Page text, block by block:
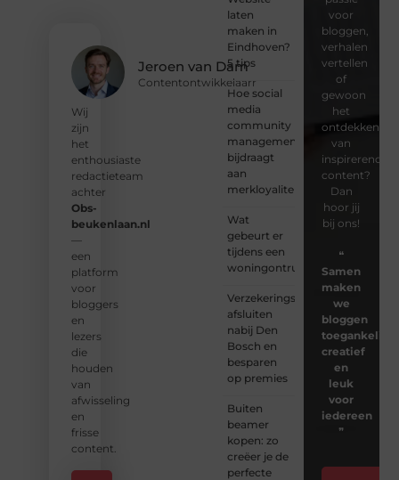
Jeroen van Dam
Contentontwikkelaarr
Wij
zijn
het
enthousiaste
redactieteam
achter
Obs-
beukenlaan.nl
—
een
platform
voor
bloggers
en
lezers
die
houden
van
afwisseling
en
frisse
content.
laten
maken in
Eindhoven?
5 tips
Hoe social
media
community
management
bijdraagt
aan
merkloyaliteit
Wat
gebeurt er
tijdens een
woningontruiming?
Verzekeringspakket
afsluiten
nabij Den
Bosch en
besparen
op premies
Buiten
beamer
kopen: zo
creëer je de
perfecte
voor
bloggen,
verhalen
vertellen
of
gewoon
het
ontdekken
van
inspirerende
content?
Dan
hoor jij
bij ons!
❝
Samen
maken
we
bloggen
toegankelijk,
creatief
en
leuk
voor
iedereen
❞